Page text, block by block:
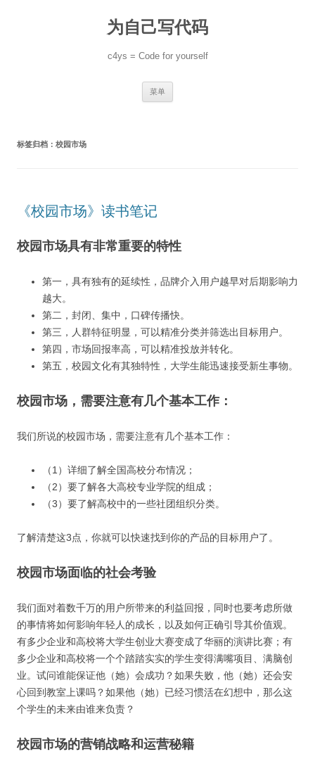
为自己写代码
c4ys = Code for yourself
菜单
标签归档： 校园市场
《校园市场》读书笔记
校园市场具有非常重要的特性
第一，具有独有的延续性，品牌介入用户越早对后期影响力
越大。
第二，封闭、集中，口碑传播快。
第三，人群特征明显，可以精准分类并筛选出目标用户。
第四，市场回报率高，可以精准投放并转化。
第五，校园文化有其独特性，大学生能迅速接受新生事物。
校园市场，需要注意有几个基本工作：
我们所说的校园市场，需要注意有几个基本工作：
（1）详细了解全国高校分布情况；
（2）要了解各大高校专业学院的组成；
（3）要了解高校中的一些社团组织分类。
了解清楚这3点，你就可以快速找到你的产品的目标用户了。
校园市场面临的社会考验
我们面对着数千万的用户所带来的利益回报，同时也要考虑所做
的事情将如何影响年轻人的成长，以及如何正确引导其价值观。
有多少企业和高校将大学生创业大赛变成了华丽的演讲比赛；有
多少企业和高校将一个个踏踏实实的学生变得满嘴项目、满脑创
业。试问谁能保证他（她）会成功？如果失败，他（她）还会安
心回到教室上课吗？如果他（她）已经习惯活在幻想中，那么这
个学生的未来由谁来负责？
校园市场的营销战略和运营秘籍